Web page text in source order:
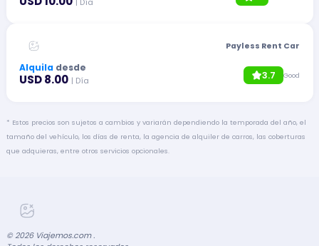
| Día
Payless Rent Car
Alquila desde
USD 8.00 | Día 3.7 Good
* Estos precios son sujetos a cambios y variarán dependiendo la temporada del año, el
tamaño del vehículo, los días de renta, la agencia de alquiler de carros, las coberturas
que adquieras, entre otros servicios opcionales.
© 2026Viajemos.com .